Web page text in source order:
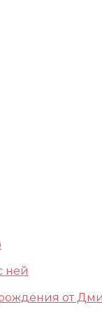
ней
от